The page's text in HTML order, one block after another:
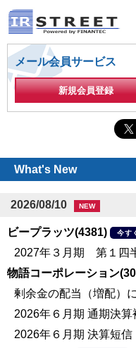
メール会員サービス
新規会員登録
What's New
2026/08/10 NEW
ビープラッツ(4381) 今す
2027年３月期 第１四
物語コーポレーション
剰余金の配当（増配）
2026年６月期 通期決算
2026年６月期 決算短信